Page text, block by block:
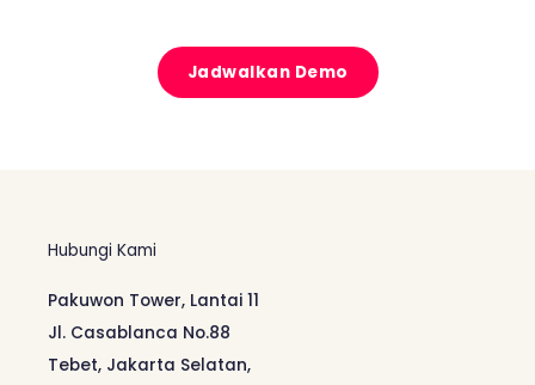
Jadwalkan Demo
Hubungi Kami
Pakuwon Tower, Lantai 11
Jl. Casablanca No.88
Tebet, Jakarta Selatan,